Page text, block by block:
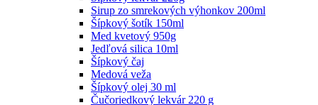
Sirup zo smrekových výhonkov 200ml
Šípkový šotík 150ml
Med kvetový 950g
Jedľová silica 10ml
Šípkový čaj
Medová veža
Šípkový olej 30 ml
Čučoriedkový lekvár 220 g